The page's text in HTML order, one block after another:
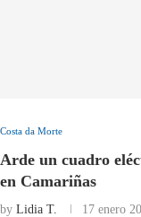
Costa da Morte
Arde un cuadro
en Camariñas
by Lidia T. 17 enero